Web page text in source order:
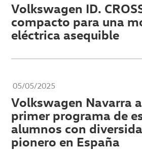
Volkswagen ID.
compacto para una
eléctrica asequible
05/05/2025
Volkswagen Navarra
primer programa de
alumnos con
pionero en España